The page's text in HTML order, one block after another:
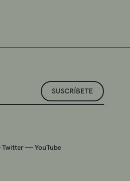
SUSCRÍBETE
Twitter—YouTube